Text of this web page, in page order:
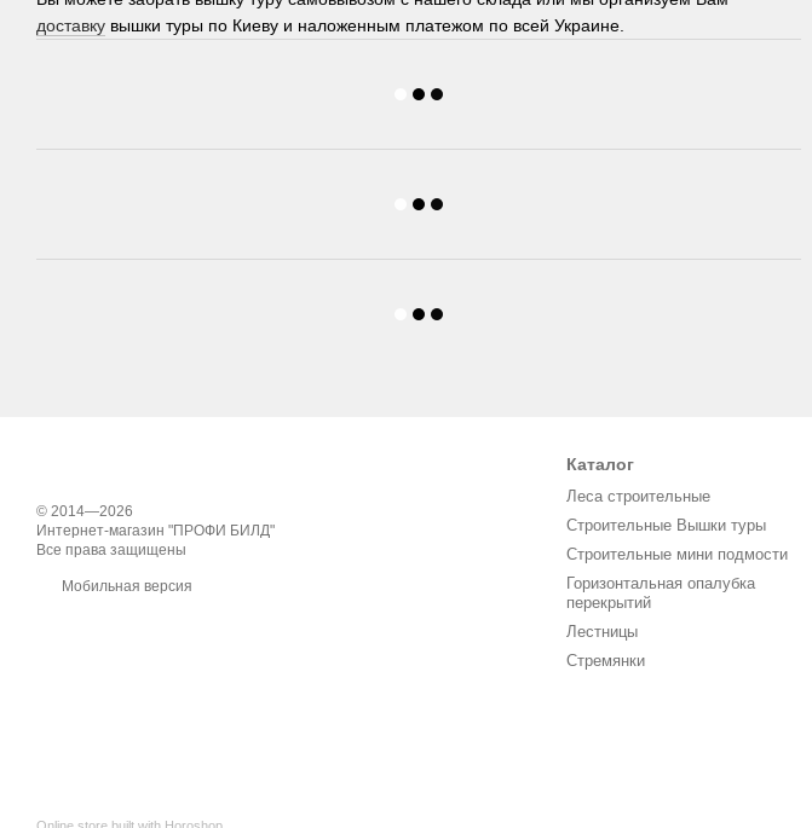
доставку вышки туры по Киеву и наложенным платежом по всей Украине.
© 2014—2026
Интернет-магазин "ПРОФИ БИЛД"
Все права защищены
Мобильная версия
Каталог
Леса строительные
Строительные Вышки туры
Строительные мини подмости
Горизонтальная опалубка
перекрытий
Лестницы
Стремянки